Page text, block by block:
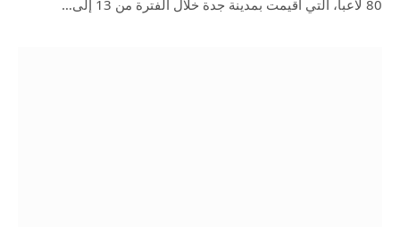
80 لاعبا، التي أُقيمت بمدينة جدة خلال الفترة من 13 إلى…